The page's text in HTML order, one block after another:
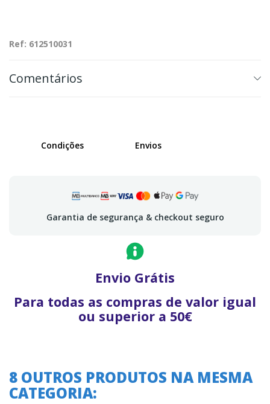
Ref: 612510031
Comentários
Condições Envios
Garantia de segurança & checkout seguro
Envio Grátis
Para todas as compras de valor igual
ou superior a 50€
8 OUTROS PRODUTOS NA MESMA
CATEGORIA: